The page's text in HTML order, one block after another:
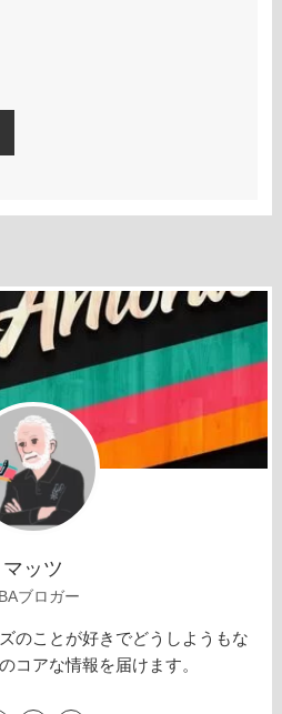
マッツ
ブロガー
のことが好きでどうしようもな
コアな情報を届けます。